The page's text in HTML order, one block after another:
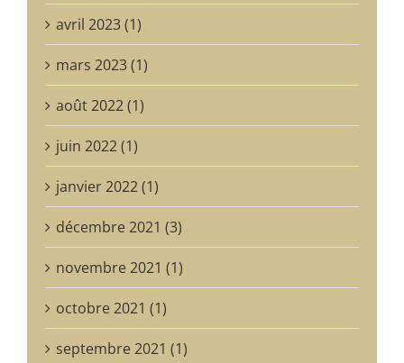
avril 2023 (1)
mars 2023 (1)
août 2022 (1)
juin 2022 (1)
janvier 2022 (1)
décembre 2021 (3)
novembre 2021 (1)
octobre 2021 (1)
septembre 2021 (1)